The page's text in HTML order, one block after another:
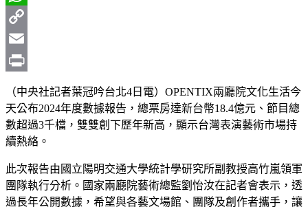
WhatsApp
Copy
Link
Email
（中央社記者葉冠吟台北4日電）OPENTIX兩廳院文化生活今
天公布2024年度數據報告，總票房達新台幣18.4億元、節目總
數超過3千檔，雙雙創下歷年新高，顯示台灣表演藝術市場持
續熱絡。
此次報告由國立陽明交通大學統計學研究所副教授高竹嵐領軍
團隊執行分析。國家兩廳院藝術總監劉怡汝在記者會表示，透
過長年公開數據，希望與各藝文場館、團隊及創作者攜手，讓